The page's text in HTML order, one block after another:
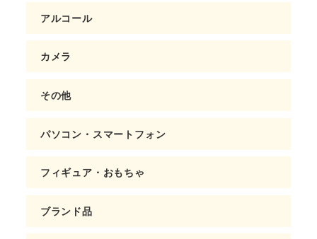
アルコール
カメラ
その他
パソコン・スマートフォン
フィギュア・おもちゃ
ブランド品